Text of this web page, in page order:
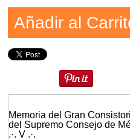
Añadir al
Memoria del Gran
del Supremo Consejo de
.·. V .·.